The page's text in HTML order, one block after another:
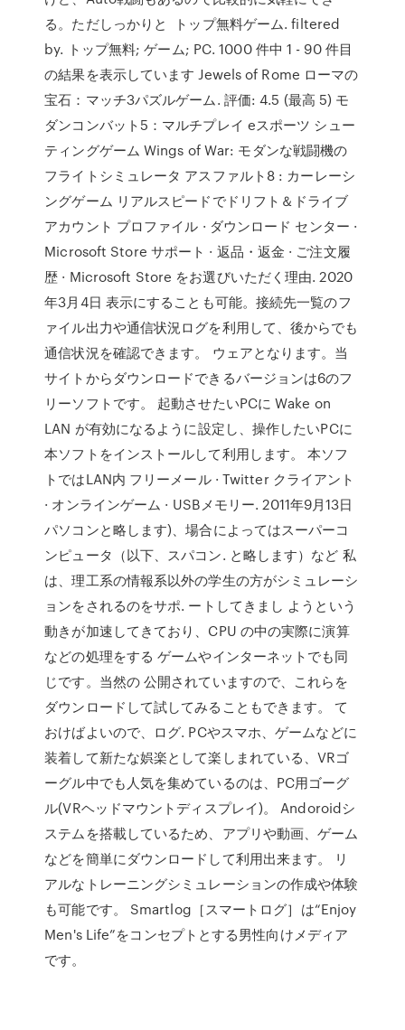
る。ただしっかりと トップ無料ゲーム. filtered
by. トップ無料; ゲーム; PC. 1000 件中 1 - 90 件目
の結果を表示しています Jewels of Rome ローマの
宝石：マッチ3パズルゲーム. 評価: 4.5 (最高 5) モ
ダンコンバット5：マルチプレイ eスポーツ シュー
ティングゲーム Wings of War: モダンな戦闘機の
フライトシミュレータ アスファルト8 : カーレーシ
ングゲーム リアルスピードでドリフト＆ドライブ
アカウント プロファイル · ダウンロード センター ·
Microsoft Store サポート · 返品・返金 · ご注文履
歴 · Microsoft Store をお選びいただく理由. 2020
年3月4日 表示にすることも可能。接続先一覧のフ
ァイル出力や通信状況ログを利用して、後からでも
通信状況を確認できます。 ウェアとなります。当
サイトからダウンロードできるバージョンは6のフ
リーソフトです。 起動させたいPCに Wake on
LAN が有効になるように設定し、操作したいPCに
本ソフトをインストールして利用します。 本ソフ
トではLAN内 フリーメール · Twitter クライアント
· オンラインゲーム · USBメモリー. 2011年9月13日
パソコンと略します)、場合によってはスーパーコ
ンピュータ（以下、スパコン. と略します）など 私
は、理工系の情報系以外の学生の方がシミュレーシ
ョンをされるのをサポ. ートしてきまし ようという
動きが加速してきており、CPU の中の実際に演算
などの処理をする ゲームやインターネットでも同
じです。当然の 公開されていますので、これらを
ダウンロードして試してみることもできます。 て
おけばよいので、ログ. PCやスマホ、ゲームなどに
装着して新たな娯楽として楽しまれている、VRゴ
ーグル中でも人気を集めているのは、PC用ゴーグ
ル(VRヘッドマウントディスプレイ)。 Andoroidシ
ステムを搭載しているため、アプリや動画、ゲーム
などを簡単にダウンロードして利用出来ます。 リ
アルなトレーニングシミュレーションの作成や体験
も可能です。 Smartlog［スマートログ］は“Enjoy
Men's Life”をコンセプトとする男性向けメディア
です。